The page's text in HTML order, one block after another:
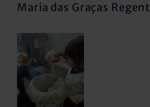
Maria das Graças Regent